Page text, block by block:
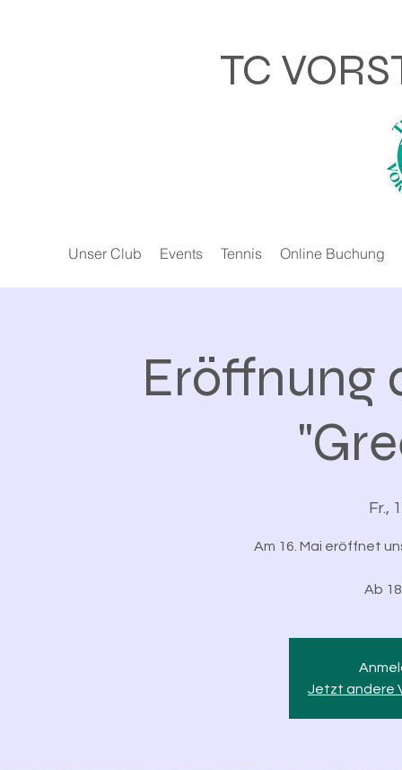
TC
Unser Club Events Tennis Online Buchung
Eröffnung
Fr.,
Am 16. Mai eröffnet
Ab
Jetzt andere